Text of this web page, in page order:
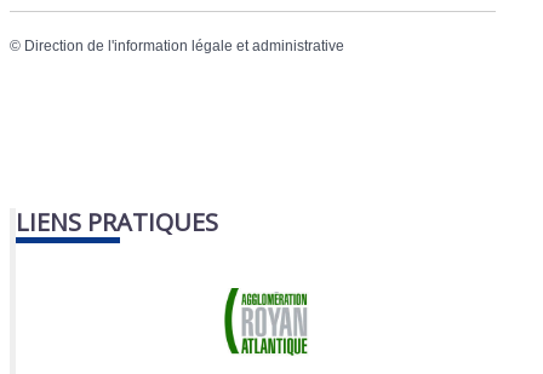
© Direction de l'information légale et administrative
LIENS PRATIQUES